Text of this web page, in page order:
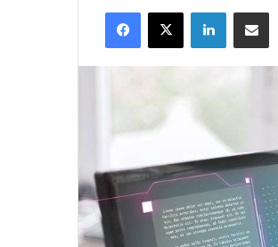
Facebook
X LinkedIn